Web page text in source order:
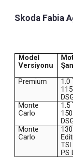
Skoda Fabia
Model
Versiyonu
Premium
1.0
Monte
Carlo
1.5
Monte
Carlo
130
PS